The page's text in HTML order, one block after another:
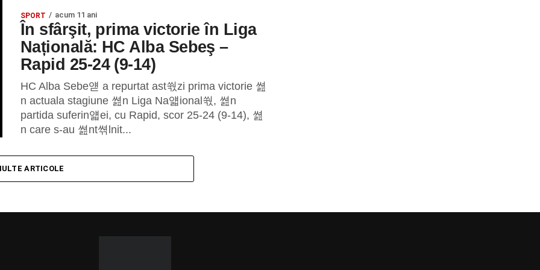
SPORT acum 11 ani
În sfârşit, prima victorie în Liga
Națională: HC Alba Sebeş –
Rapid 25-24 (9-14)
HC Alba Sebe얟 a repurtat ast쒃zi prima victorie 쎮
n actuala stagiune 쎮n Liga Na얣ional쒃, 쎮n
partida suferin얣ei, cu Rapid, scor 25-24 (9-14), 쎮
n care s-au 쎮nt쎢lnit...
ARTICOLE